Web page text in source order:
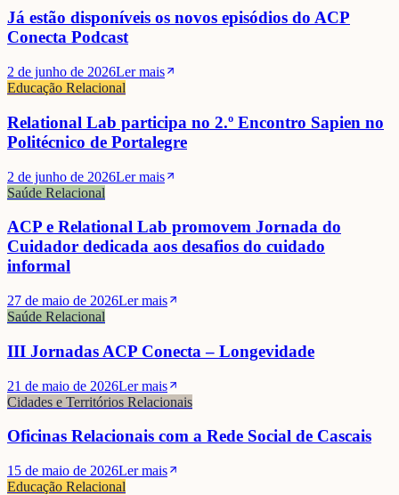
Já estão disponíveis os novos episódios do ACP
Conecta Podcast
2 de junho de 2026Ler mais
Educação Relacional
Relational Lab participa no 2.º Encontro Sapien no
Politécnico de Portalegre
2 de junho de 2026Ler mais
Saúde Relacional
ACP e Relational Lab promovem Jornada do
Cuidador dedicada aos desafios do cuidado
informal
27 de maio de 2026Ler mais
Saúde Relacional
III Jornadas ACP Conecta – Longevidade
21 de maio de 2026Ler mais
Cidades e Territórios Relacionais
Oficinas Relacionais com a Rede Social de Cascais
15 de maio de 2026Ler mais
Educação Relacional